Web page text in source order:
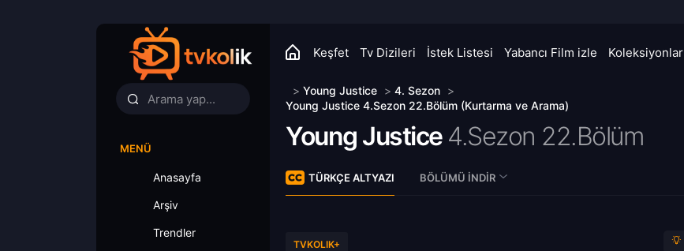
Keşfet Tv Dizileri İstek Listesi Yabancı Film izle Koleksiyonlar
MENÜ
Anasayfa
Arşiv
Trendler
> Young Justice > 4. Sezon >
Young Justice 4.Sezon 22.Bölüm (Kurtarma ve Arama)
Young Justice 4.Sezon 22.Bölüm
TÜRKÇE ALTYAZI BÖLÜMÜ İNDIR
TVKOLIK+